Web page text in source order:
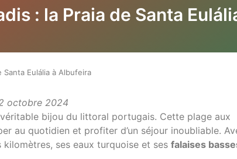
: la Praia de Santa
Santa Eulália à Albufeira
octobre 2024
bijou du littoral portugais. Cette plage aux
au quotidien et profiter d’un séjour inoubliable.
kilomètres, ses eaux turquoise et ses falaises